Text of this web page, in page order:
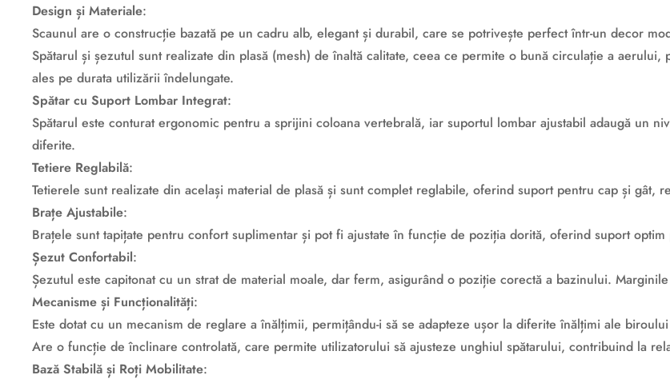
Design și Materiale:
Scaunul are o construcție bazată pe un cadru alb, elegant și durabil, care se potrivește perfect într-un decor
Spătarul și șezutul sunt realizate din plasă (mesh) de înaltă calitate, ceea ce permite o bună circulație a
ales pe durata utilizării îndelungate.
Spătar cu Suport Lombar Integrat:
Spătarul este conturat ergonomic pentru a sprijini coloana vertebrală, iar suportul lombar ajustabil adaugă un
diferite.
Tetiere Reglabilă:
Tetierele sunt realizate din același material de plasă și sunt complet reglabile, oferind suport pentru cap și gât,
Brațe Ajustabile:
Brațele sunt tapițate pentru confort suplimentar și pot fi ajustate în funcție de poziția dorită, oferind suport
Șezut Confortabil:
Șezutul este capitonat cu un strat de material moale, dar ferm, asigurând o poziție corectă a bazinului.
Mecanisme și Funcționalități:
Este dotat cu un mecanism de reglare a înălțimii, permițându-i să se adapteze ușor la diferite înălțimi ale
Are o funcție de înclinare controlată, care permite utilizatorului să ajusteze unghiul spătarului, contribuind la
Bază Stabilă și Roți Mobilitate: